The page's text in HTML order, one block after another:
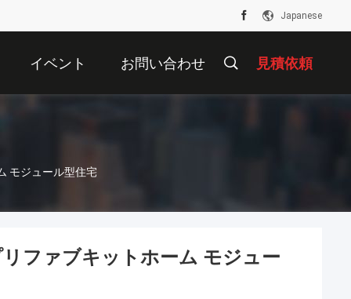
Japanese
イベント お問い合わせ 見積依頼
モジュール型住宅
ファブキットホーム モジュー